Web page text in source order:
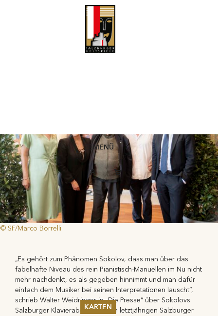
MENÜ
KARTEN
Grigory Sokolov mit der Festspielnadel mit Rubinen ausgezeichnet
Als einen „der großen Pianisten unserer Zeit, der mit seinen
vergleichslosen Interpretationen seit langer Zeit zu den wesentlichen
Festspielkünstlern zählt“, würdigte Intendant Markus Hinterhäuser in
einer Ansprache Grigory Sokolov einen Tag vor dessen
© SF/Marco Borrelli
„Es gehört zum Phänomen Sokolov, dass man über das
fabelhafte Niveau des rein Pianistisch-Manuellen im Nu nicht
mehr nachdenkt, es als gegeben hinnimmt und man dafür
einfach dem Musiker bei seinen Interpretationen lauscht“,
schrieb Walter Weidringer in „Die Presse“ über Sokolovs
Salzburger Klavierabend bei den letztjährigen Salzburger